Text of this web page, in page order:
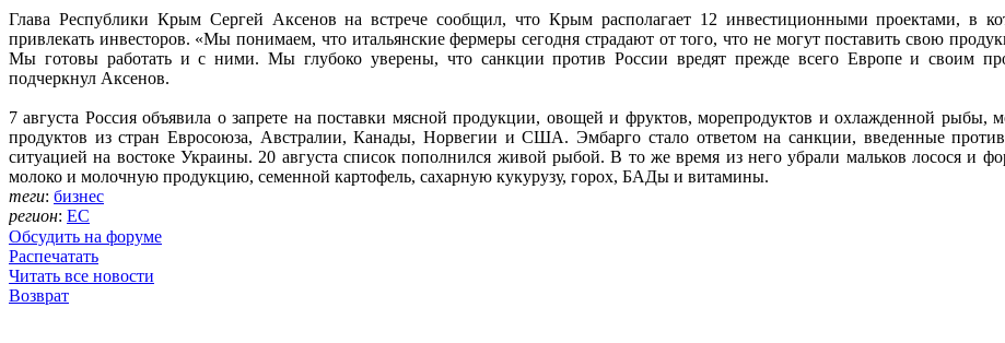
Глава Республики Крым Сергей Аксенов на встрече сообщил, что Крым располагает 12 инвестиционными проектами, в
привлекать инвесторов. «Мы понимаем, что итальянские фермеры сегодня страдают от того, что не могут поставить свою
Мы готовы работать и с ними. Мы глубоко уверены, что санкции против России вредят прежде всего Европе и своим
подчеркнул Аксенов.
7 августа Россия объявила о запрете на поставки мясной продукции, овощей и фруктов, морепродуктов и охлажденной рыбы,
продуктов из стран Евросоюза, Австралии, Канады, Норвегии и США. Эмбарго стало ответом на санкции, введенные
ситуацией на востоке Украины. 20 августа список пополнился живой рыбой. В то же время из него убрали мальков лосося и
молоко и молочную продукцию, семенной картофель, сахарную кукурузу, горох, БАДы и витамины.
теги: бизнес
регион: ЕС
Обсудить на форуме
Распечатать
Читать все новости
Возврат